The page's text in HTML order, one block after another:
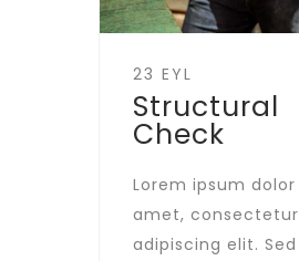
23 EYL
Structural
Check
Lorem ipsum dolor
amet, consectetur
adipiscing elit.